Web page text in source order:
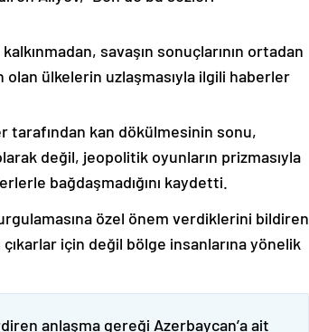
savaşın sonuçlarının ortadan
olan ülkelerin uzlaşmasıyla ilgili haberler
tarafından kan dökülmesinin sonu,
değil, jeopolitik oyunların prizmasıyla
bağdaşmadığını kaydetti.
özel önem verdiklerini bildiren
için değil bölge insanlarına yönelik
anlaşma gereği Azerbaycan’a ait